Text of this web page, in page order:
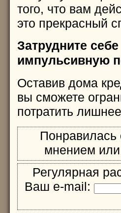
того, что вам
это прекрасный
Затрудните
импульсивную
Оставив дома
вы сможете
потратить
Понравилась
мнением
Регулярная
Ваш e-mail: